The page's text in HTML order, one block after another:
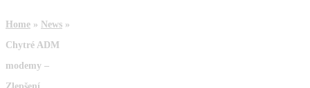
Home » News »
Chytré ADM
modemy –